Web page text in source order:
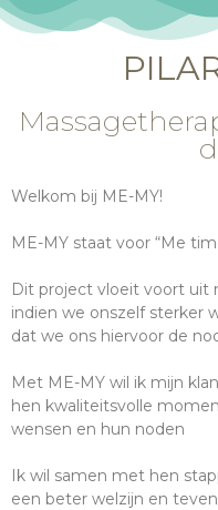
Welkom bij ME-MY!
ME-MY staat voor “Me
Dit project vloeit voort uit
indien we onszelf sterker
dat we ons hiervoor de
Met ME-MY wil ik mijn
hen kwaliteitsvolle
wensen en hun noden
Ik wil samen met hen
een beter welzijn en